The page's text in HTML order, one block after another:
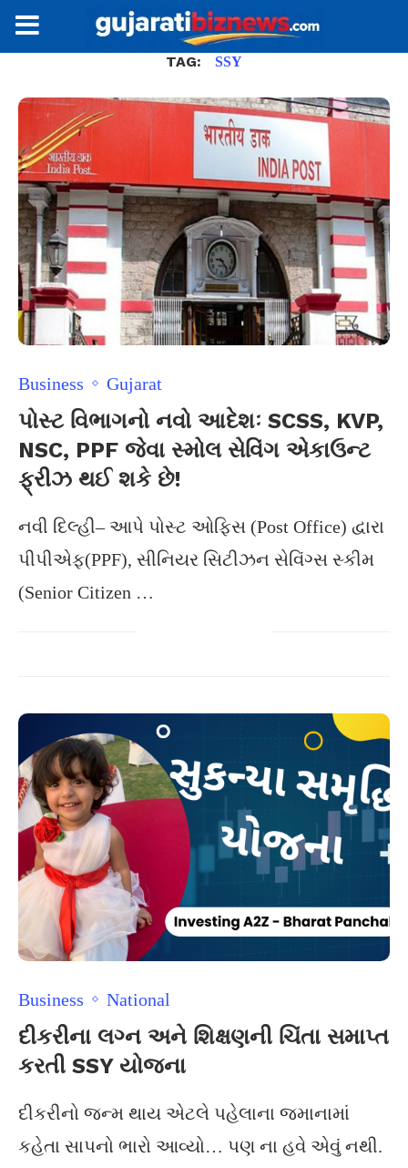
TAG: SSY
Business Gujarat
પોસ્ટ વિભાગનો નવો આદેશઃ SCSS, KVP,
NSC, PPF જેવા સ્મોલ સેવિંગ એકાઉન્ટ
ફ્રીઝ થઈ શકે છે!
નવી દિલ્હી– આપે પોસ્ટ ઓફિસ (Post Office) દ્વારા
પીપીએફ(PPF), સીનિયર સિટીઝન સેવિંગ્સ સ્કીમ
(Senior Citizen …
Business National
દીકરીના લગ્ન અને શિક્ષણની ચિંતા સમાપ્ત
કરતી SSY યોજના
દીકરીનો જન્મ થાય એટલે પહેલાના જમાનામાં
કહેતા સાપનો ભારો આવ્યો… પણ ના હવે એવું નથી.